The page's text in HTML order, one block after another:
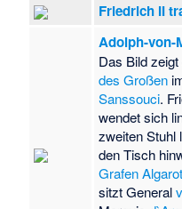
Friedrich II
Adolph-von-
Das Bild zeigt
des Großen
Sanssouci.
wendet sich
zweiten Stuhl
den Tisch
Grafen
sitzt General